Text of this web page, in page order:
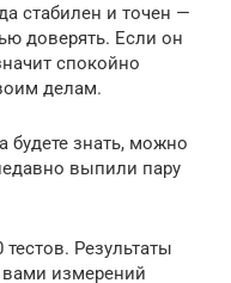
стабилен и точен —
доверять. Если он
спокойно
делам.
будете знать, можно
выпили пару
Результаты
измерений